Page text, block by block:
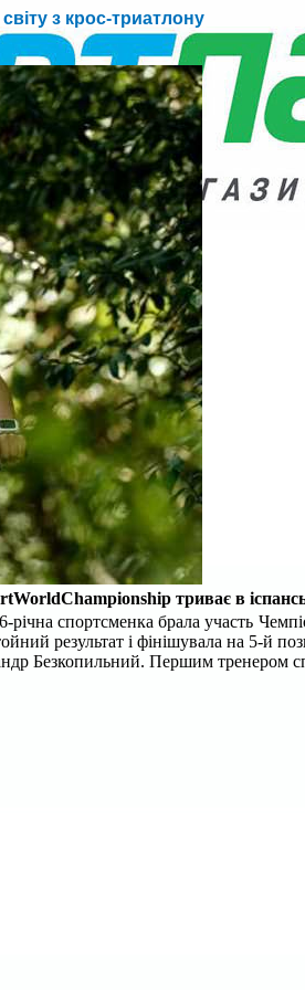
з крос-триатлону
WorldChampionship триває в
спортсменка брала участь
результат і фінішувала на 5-й
Безкопильний. Першим тренером